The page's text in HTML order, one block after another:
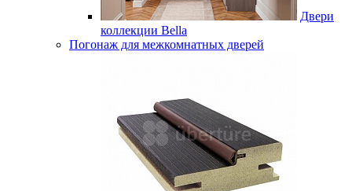
Двери
коллекции Bella
Погонаж для межкомнатных дверей